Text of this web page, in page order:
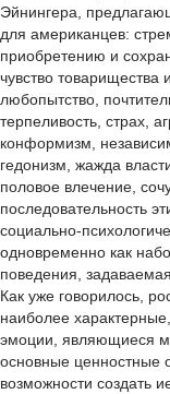
Эйнингера,
для американцев:
приобретению и
чувство товарищества
любопытство,
терпеливость, страх,
конформизм,
гедонизм, жажда
половое влечение,
последовательность
социально-
одновременно как
поведения,
Как уже говорилось,
наиболее
эмоции, являющиеся
основные ценностные
возможности создать